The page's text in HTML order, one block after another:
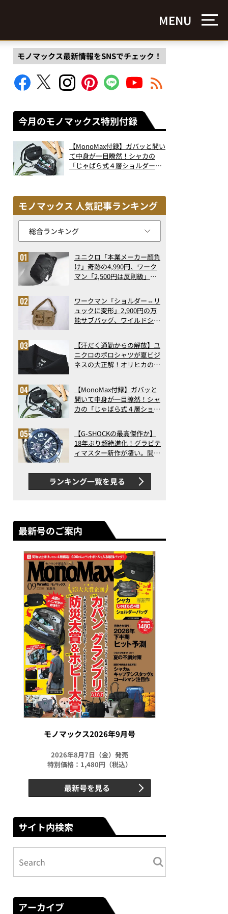
MENU
モノマックス最新情報をSNSでチェック！
今月のモノマックス特別付録
【MonoMax付録】ガバッと開い
て中身が一目瞭然！シャカの
「じゃばら式４層ショルダーバ
モノマックス 人気記事ランキング
ユニクロ「本業メーカー顔負
け」奇跡の4,990円、ワーク
マン「2,500円は反則級」凄
ト3】（2026年6月版）
ワークマン「ショルダー⇔リ
ュックに変形」2,900円の万
能サブバッグ、ワイルドシン
記事ランキングベスト3】
（2026年6月版）
【汗だく通勤からの解放】ユ
ニクロのポロシャツが夏ビジ
ネスの大正解！オリヒカの透
アの実力
【MonoMax付録】ガバッと
開いて中身が一目瞭然！シャ
カの「じゃばら式４層ショル
った！
【G-SHOCKの最高傑作か】
18年ぶり超絶進化！グラビテ
ィマスター新作が凄い。開発
新ムーブメントの衝撃
ランキング一覧を見る
最新号のご案内
モノマックス2026年9月号
2026年8月7日（金）発売
特別価格：1,480円（税込）
最新号を見る
サイト内検索
アーカイブ